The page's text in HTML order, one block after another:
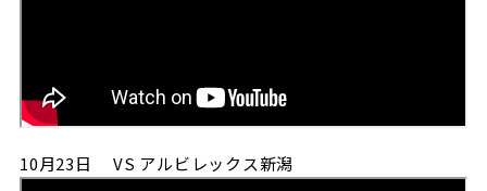
10月23日 VS アルビレックス新潟